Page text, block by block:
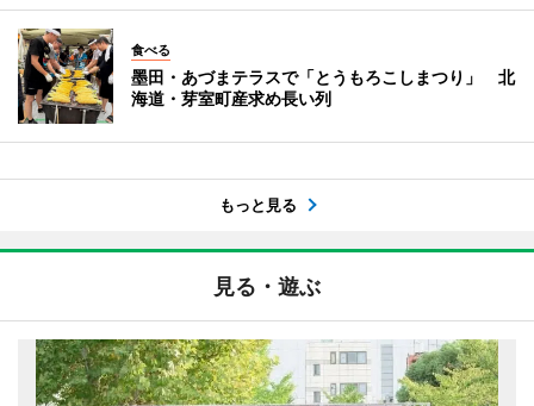
食べる
墨田・あづまテラスで「とうもろこしまつり」 北
海道・芽室町産求め長い列
もっと見る
見る・遊ぶ